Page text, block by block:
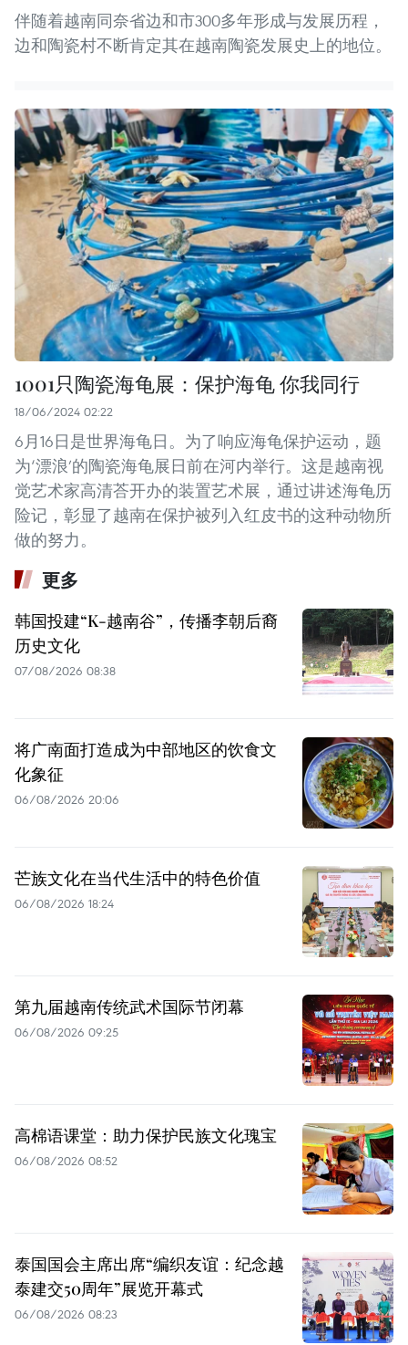
伴随着越南同奈省边和市300多年形成与发展历程，
边和陶瓷村不断肯定其在越南陶瓷发展史上的地位。
1001只陶瓷海龟展：保护海龟 你我同行
18/06/2024 02:22
6月16日是世界海龟日。为了响应海龟保护运动，题
为‘漂浪’的陶瓷海龟展日前在河内举行。这是越南视
觉艺术家高清荅开办的装置艺术展，通过讲述海龟历
险记，彰显了越南在保护被列入红皮书的这种动物所
做的努力。
更多
韩国投建“K-越南谷”，传播李朝后裔
历史文化
07/08/2026 08:38
将广南面打造成为中部地区的饮食文
化象征
06/08/2026 20:06
芒族文化在当代生活中的特色价值
06/08/2026 18:24
第九届越南传统武术国际节闭幕
06/08/2026 09:25
高棉语课堂：助力保护民族文化瑰宝
06/08/2026 08:52
泰国国会主席出席“编织友谊：纪念越
泰建交50周年”展览开幕式
06/08/2026 08:23